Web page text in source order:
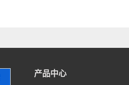
产品中心